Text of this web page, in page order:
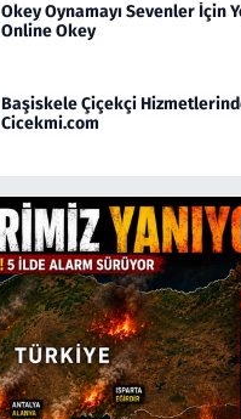
Okey Oynamayı Sevenler İçin
Online Okey
Başiskele Çiçekçi
Cicekmi.com